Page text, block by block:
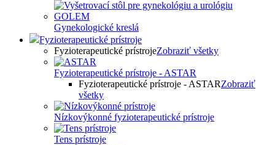
Gynekologické kreslá
Fyzioterapeutické prístroje
Fyzioterapeutické prístrojeZobraziť všetky
Fyzioterapeutické prístroje - ASTAR
Fyzioterapeutické prístroje - ASTARZobraziť
všetky
Nízkovýkonné fyzioterapeutické prístroje
Tens prístroje